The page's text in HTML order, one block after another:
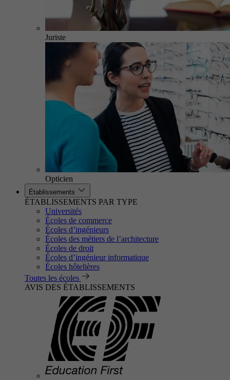
Juriste
Opticien
Établissements
ÉTABLISSEMENTS PAR TYPE
Universités
Écoles de commerce
Écoles d’ingénieurs
Écoles des métiers de l’architecture
Écoles de droit
Écoles d’ingénieur informatique
Écoles hôtelières
Toutes les écoles
AVIS DES ÉTABLISSEMENTS